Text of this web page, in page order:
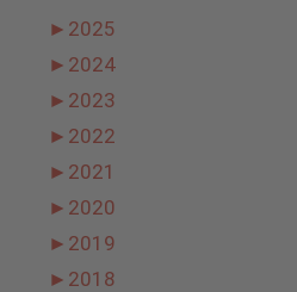
► 2025
► 2024
► 2023
► 2022
► 2021
► 2020
► 2019
► 2018